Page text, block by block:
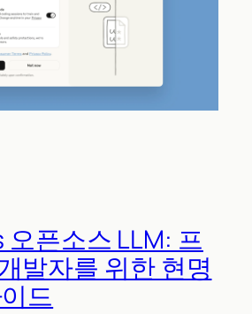
오픈소스 LLM: 프
발자를 위한 현명
드